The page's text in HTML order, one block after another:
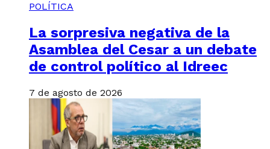
POLÍTICA
La sorpresiva negativa de la
Asamblea del Cesar a un debate
de control político al Idreec
7 de agosto de 2026